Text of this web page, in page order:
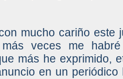
mucho cariño este
veces me
más he exprimido,
en un